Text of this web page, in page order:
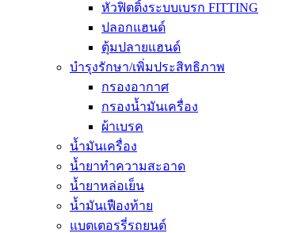
หัวฟิตติ้งระบบเบรก FITTING
ปลอกแฮนด์
ตุ้มปลายแฮนด์
บำรุงรักษา/เพิ่มประสิทธิภาพ
กรองอากาศ
กรองน้ำมันเครื่อง
ผ้าเบรค
น้ำมันเครื่อง
น้ำยาทำความสะอาด
น้ำยาหล่อเย็น
น้ำมันเฟืองท้าย
แบตเตอรรี่รถยนต์